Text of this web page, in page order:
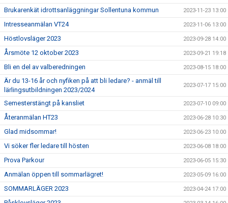
Brukarenkät idrottsanläggningar Sollentuna kommun 2023-11-23 13:00
Intresseanmälan VT24 2023-11-06 13:00
Höstlovsläger 2023 2023-09-28 14:00
Årsmöte 12 oktober 2023 2023-09-21 19:18
Bli en del av valberedningen 2023-08-15 18:00
Är du 13-16 år och nyfiken på att bli ledare? - anmäl till
lärlingsutbildningen 2023/2024
2023-07-17 15:00
Semesterstängt på kansliet 2023-07-10 09:00
Återanmälan HT23 2023-06-28 10:30
Glad midsommar! 2023-06-23 10:00
Vi söker fler ledare till hösten 2023-06-08 18:00
Prova Parkour 2023-06-05 15:30
Anmälan öppen till sommarlägret! 2023-05-09 16:00
SOMMARLÄGER 2023 2023-04-24 17:00